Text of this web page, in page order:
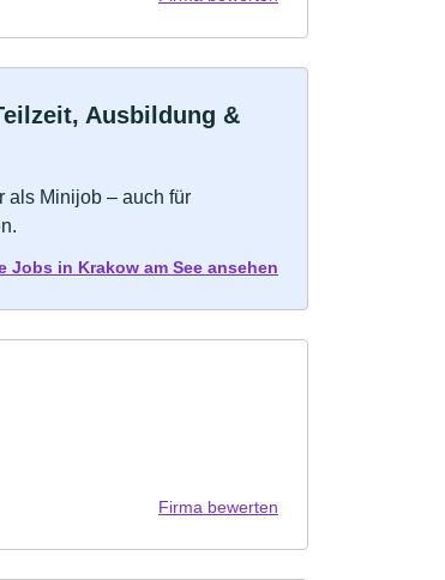
Ausbildung &
als Minijob – auch für
Jobs in Krakow am See ansehen
Firma bewerten